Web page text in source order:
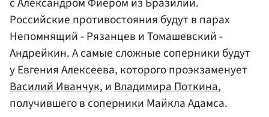
Российские противостояния будут в парах
Непомнящий - Рязанцев и Томашевский -
Андрейкин. А самые сложные соперники будут
у Евгения Алексеева, которого проэкзаменует
Василий Иванчук, и Владимира Поткина,
получившего в соперники Майкла Адамса.